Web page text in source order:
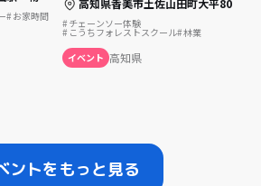
お家時間
高知県香美市土佐山田町大平80
チェーンソー体験
こうちフォレストスクール 林業
イベント 高知県
ントをもっと見る